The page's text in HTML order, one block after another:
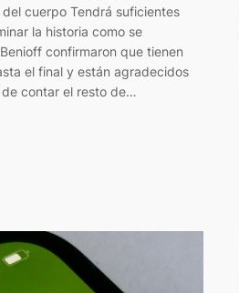
cuerpo Tendrá suficientes
la historia como se
confirmaron que tienen
el final y están agradecidos
contar el resto de…